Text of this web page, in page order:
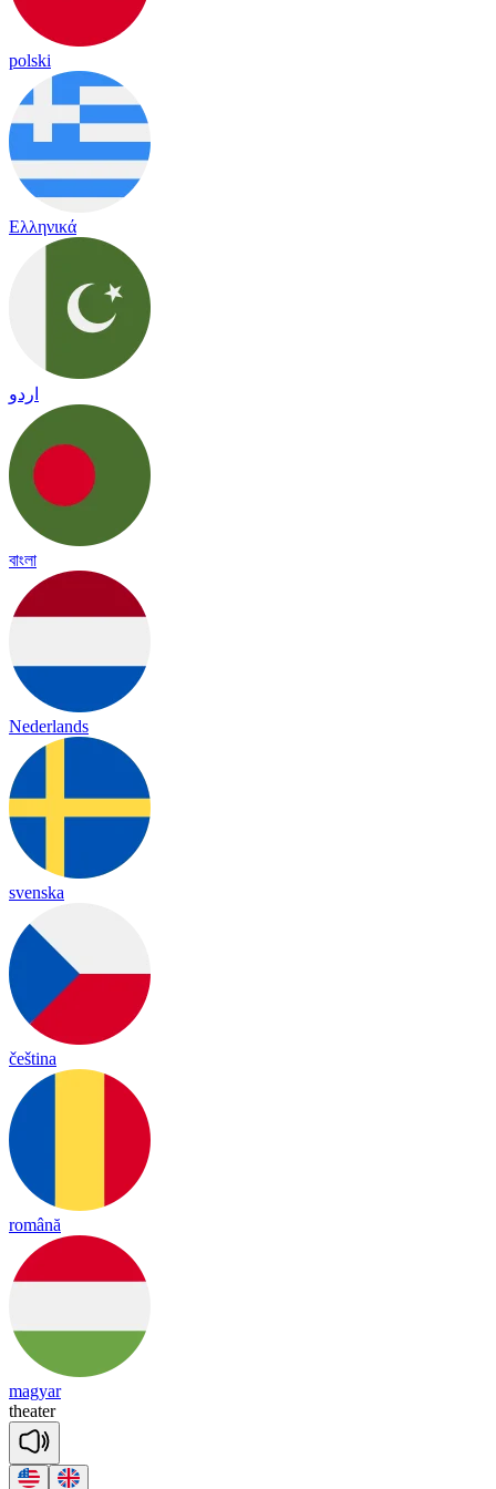
polski
Ελληνικά
اردو
বাংলা
Nederlands
svenska
čeština
română
magyar
theater